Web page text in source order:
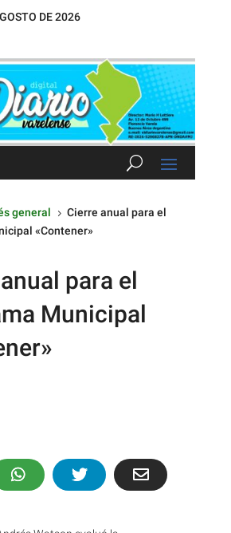
DE 2026
general 5 Cierre anual para el
«Contener»
para el
Municipal